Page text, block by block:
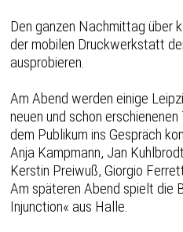
Den ganzen Nachmittag über
der mobilen Druckwerkstatt
ausprobieren.
Am Abend werden einige
neuen und schon
dem Publikum ins Gespräch
Anja Kampmann, Jan
Kerstin Preiwuß, Giorgio
Am späteren Abend spielt die
Injunction« aus Halle.